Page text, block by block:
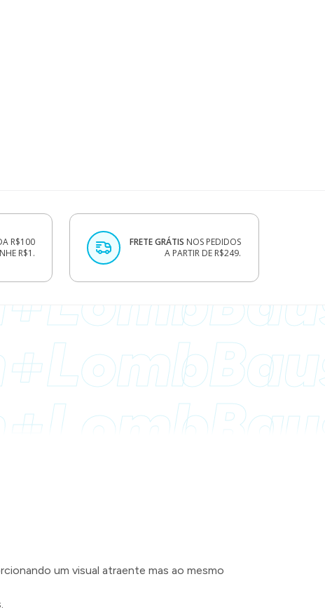
R$100
R$1.
FRETE GRÁTIS NOS PEDIDOS
A PARTIR DE R$249.
um visual atraente mas ao mesmo